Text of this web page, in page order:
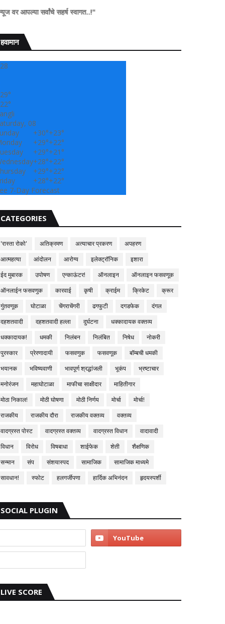
सहर्ष स्वागत..!"
हवामान
28
29°
22°
08
+30°+23°
+29°+22°
+29°+21°
+28°+22°
+29°+22°
+28°+22°
7-Day Forecast
CATEGORIES
'रास्ता रोको' अतिक्रमण अत्याचार प्रकरण
अपहरण
आत्महत्या
आंदोलन आरोग्य इलेक्ट्रॉनिक
इशारा
ईद मुबारक
उपोषण एन्काऊंटर! ऑनलाइन
ऑनलाइन फसवणूक
ऑनलाईन फसवणुक
कारवाई कृषी क्राईम क्रिकेट
क्रूर
गुंतवणूक
घोटाळा चेंगराचेंगरी ढगफुटी दगडफेक
दंगल
दहशतवादी
दहशतवादी हल्ला दुर्घटना
धक्कादायक वक्तव्य
धक्कादायक!
धमकी निलंबन निलंबित निषेध
नोकरी
पुरस्कार
प्रेरणादायी फसवणुक फसवणूक
बॉम्बची धमकी
भयानक
भविष्यवाणी भावपूर्ण श्रद्धांजली भूकंप
भ्रष्टाचार
मनोरंजन
महाघोटाळा माफीचा साक्षीदार
माहितीगार
मोठा निकाल!
मोठी घोषणा मोठी निर्णय मोर्चा
मोर्चा!
राजकीय
राजकीय दौरा राजकीय वक्तव्य
वक्तव्य
वादग्रस्त पोस्ट
वादग्रस्त वक्तव्य वादग्रस्त विधान
वादावादी
विधान
विरोध विषबाधा शाईफेक शेती
शैक्षणिक
सन्मान
संप संशयास्पद सामाजिक
सामाजिक माध्यमे
सावधान!
स्फोट हलगर्जीपणा हार्दिक अभिनंदन हृदयस्पर्शी
SOCIAL PLUGIN
LIVE SCORE